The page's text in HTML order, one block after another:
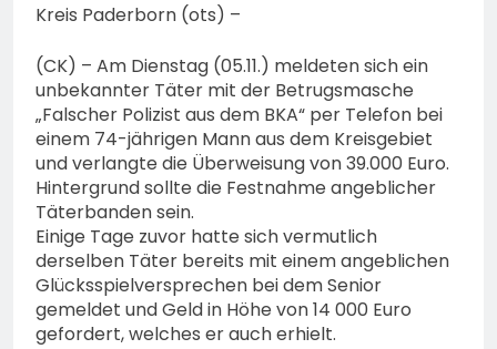
Kreis Paderborn (ots) –
(CK) – Am Dienstag (05.11.) meldeten sich ein
unbekannter Täter mit der Betrugsmasche
„Falscher Polizist aus dem BKA“ per Telefon bei
einem 74-jährigen Mann aus dem Kreisgebiet
und verlangte die Überweisung von 39.000 Euro.
Hintergrund sollte die Festnahme angeblicher
Täterbanden sein.
Einige Tage zuvor hatte sich vermutlich
derselben Täter bereits mit einem angeblichen
Glücksspielversprechen bei dem Senior
gemeldet und Geld in Höhe von 14 000 Euro
gefordert, welches er auch erhielt.